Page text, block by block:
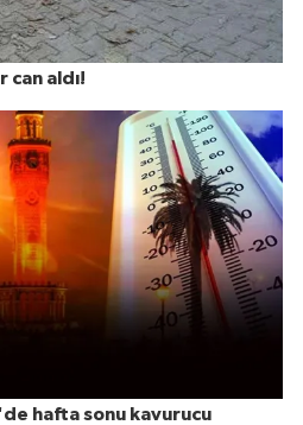
aldı!
hafta sonu kavurucu